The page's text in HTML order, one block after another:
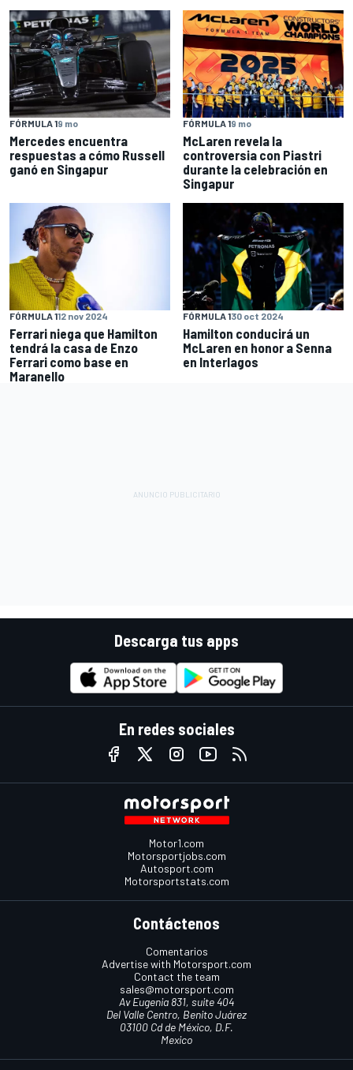
FÓRMULA 19 mo
Mercedes encuentra
respuestas a cómo Russell
ganó en Singapur
FÓRMULA 19 mo
McLaren revela la
controversia con Piastri
durante la celebración en
Singapur
FÓRMULA 112 nov 2024
Ferrari niega que Hamilton
tendrá la casa de Enzo
Ferrari como base en
Maranello
FÓRMULA 130 oct 2024
Hamilton conducirá un
McLaren en honor a Senna
en Interlagos
Descarga tus apps
En redes sociales
Motor1.com
Motorsportjobs.com
Autosport.com
Motorsportstats.com
Contáctenos
Comentarios
Advertise with Motorsport.com
Contact the team
sales@motorsport.com
Av Eugenia 831, suite 404
Del Valle Centro, Benito Juárez
03100 Cd de México, D.F.
Mexico